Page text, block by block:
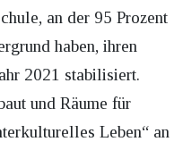
an der 95 Prozent
haben, ihren
2021 stabilisiert.
und Räume für
Leben“ an